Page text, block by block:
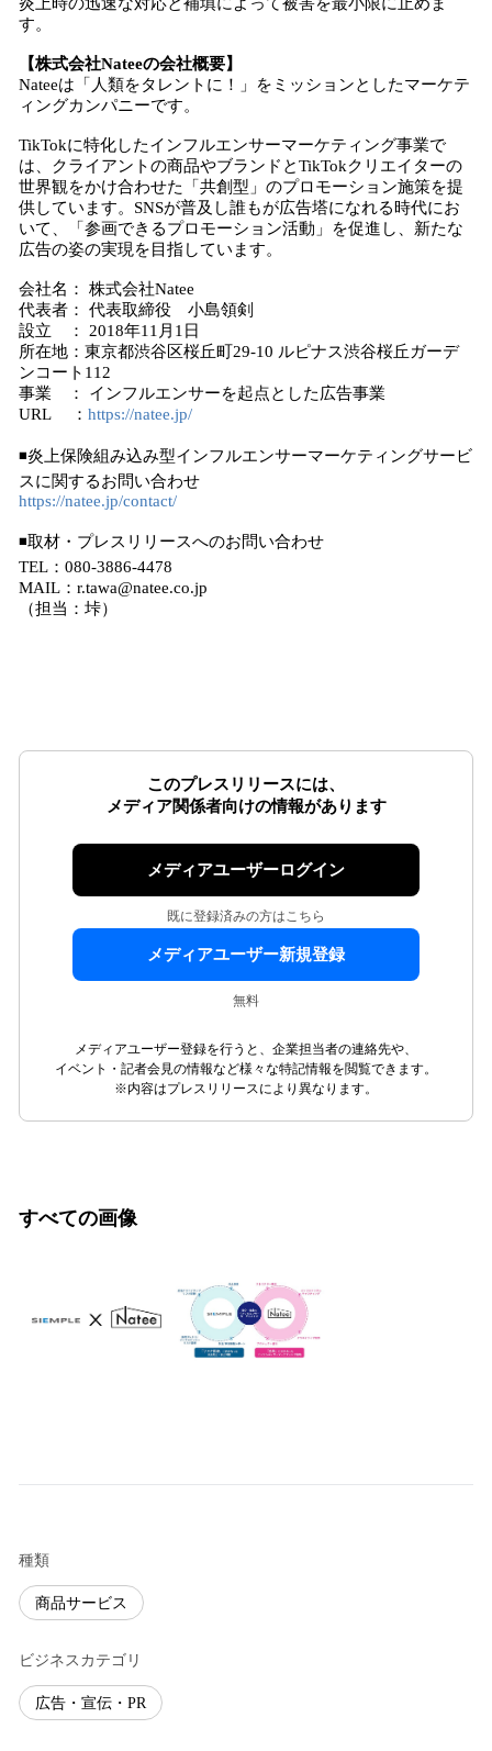
す。
【株式会社Nateeの会社概要】
Nateeは「人類をタレントに！」をミッションとしたマーケテ
ィングカンパニーです。
TikTokに特化したインフルエンサーマーケティング事業で
は、クライアントの商品やブランドとTikTokクリエイターの
世界観をかけ合わせた「共創型」のプロモーション施策を提
供しています。SNSが普及し誰もが広告塔になれる時代にお
いて、「参画できるプロモーション活動」を促進し、新たな
広告の姿の実現を目指しています。
会社名： 株式会社Natee
代表者： 代表取締役 小島領剣
設立 ： 2018年11月1日
所在地：東京都渋谷区桜丘町29-10 ルピナス渋谷桜丘ガーデ
ンコート112
事業 ： インフルエンサーを起点とした広告事業
URL ： https://natee.jp/
◾炎上保険組み込み型インフルエンサーマーケティングサービ
スに関するお問い合わせ
https://natee.jp/contact/
◾取材・プレスリリースへのお問い合わせ
TEL：080-3886-4478
MAIL：r.tawa@natee.co.jp
（担当：垰）
このプレスリリースには、
メディア関係者向けの情報があります
メディアユーザーログイン
既に登録済みの方はこちら
メディアユーザー新規登録
無料
メディアユーザー登録を行うと、企業担当者の連絡先や、
イベント・記者会見の情報など様々な特記情報を閲覧できます。
※内容はプレスリリースにより異なります。
すべての画像
種類
商品サービス
ビジネスカテゴリ
広告・宣伝・PR